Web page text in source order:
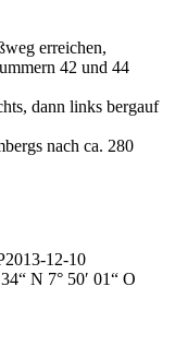
erreichen,
42 und 44
dann links bergauf
nach ca. 280
12-10
N 7° 50′ 01“ O